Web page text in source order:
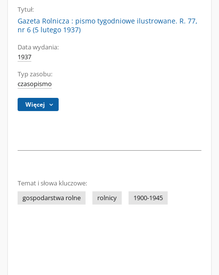
Tytuł:
Gazeta Rolnicza : pismo tygodniowe ilustrowane. R. 77,
nr 6 (5 lutego 1937)
Data wydania:
1937
Typ zasobu:
czasopismo
Więcej
Temat i słowa kluczowe:
gospodarstwa rolne
rolnicy 1900-1945